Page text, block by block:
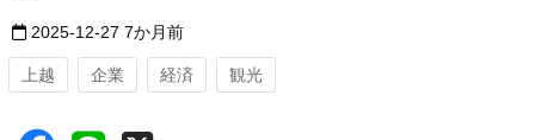
2025-12-27 7か月前
上越 企業 経済 観光